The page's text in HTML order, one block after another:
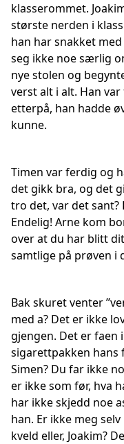
klasserommet.
største nerden i
han har snakket
seg ikke noe særlig
nye stolen og
verst alt i alt. Han
etterpå, han hadde
kunne.
Timen var ferdig og
det gikk bra, og det
tro det, var det
Endelig! Arne kom
over at du har blitt
samtlige på prøven i
Bak skuret venter
med a? Det er ikke
gjengen. Det er faen
sigarettpakken hans
Simen? Du far ikke
er ikke som før, hva
har ikke skjedd noe
han. Er ikke meg
kveld eller, Joakim?